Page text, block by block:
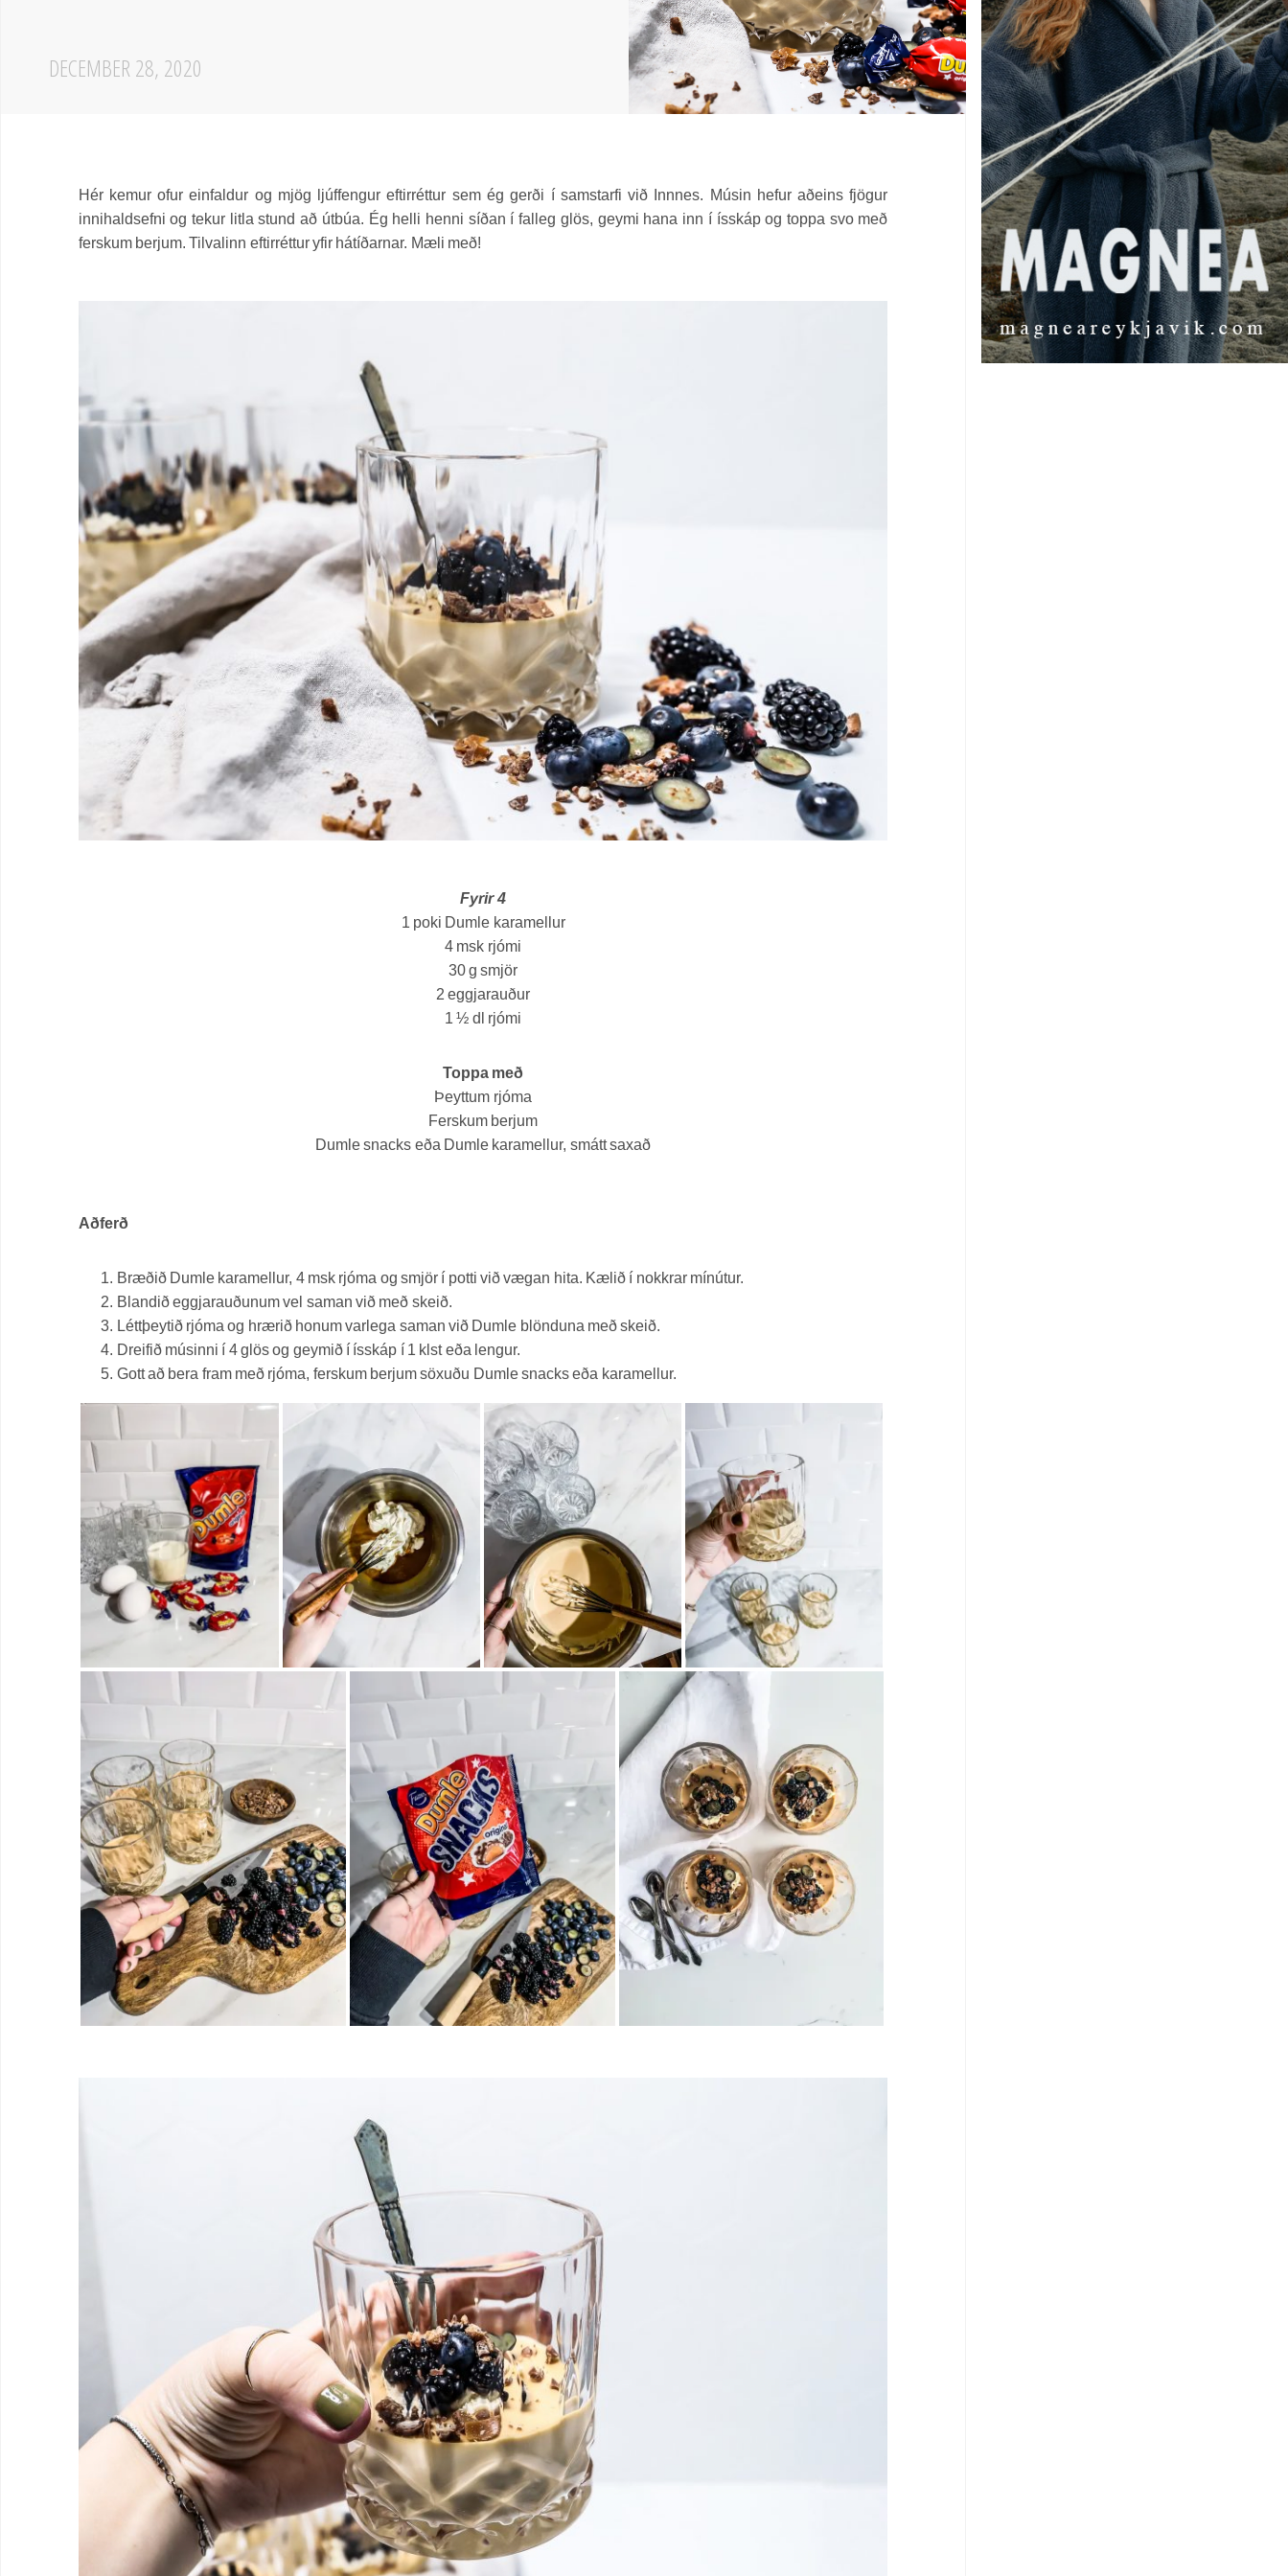
DECEMBER 28, 2020
Hér kemur ofur einfaldur og mjög ljúffengur eftirréttur sem ég gerði í samstarfi við Innnes. Músin hefur aðeins fjögur
innihaldsefni og tekur litla stund að útbúa. Ég helli henni síðan í falleg glös, geymi hana inn í ísskáp og toppa svo með
ferskum berjum. Tilvalinn eftirréttur yfir hátíðarnar. Mæli með!
Fyrir 4
1 poki Dumle karamellur
4 msk rjómi
30 g smjör
2 eggjarauður
1 ½ dl rjómi
Toppa með
Þeyttum rjóma
Ferskum berjum
Dumle snacks eða Dumle karamellur, smátt saxað
Aðferð
Bræðið Dumle karamellur, 4 msk rjóma og smjör í potti við vægan hita. Kælið í nokkrar mínútur.
Blandið eggjarauðunum vel saman við með skeið.
Léttþeytið rjóma og hrærið honum varlega saman við Dumle blönduna með skeið.
Dreifið músinni í 4 glös og geymið í ísskáp í 1 klst eða lengur.
Gott að bera fram með rjóma, ferskum berjum söxuðu Dumle snacks eða karamellur.